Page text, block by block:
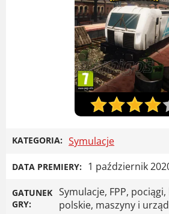
KATEGORIA: Symulacje
DATA PREMIERY: 1 październik
GATUNEK
GRY:
Symulacje, FPP,
polskie, maszyny i